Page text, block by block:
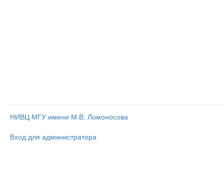
НИВЦ МГУ имени М.В. Ломоносова
Вход для администратора